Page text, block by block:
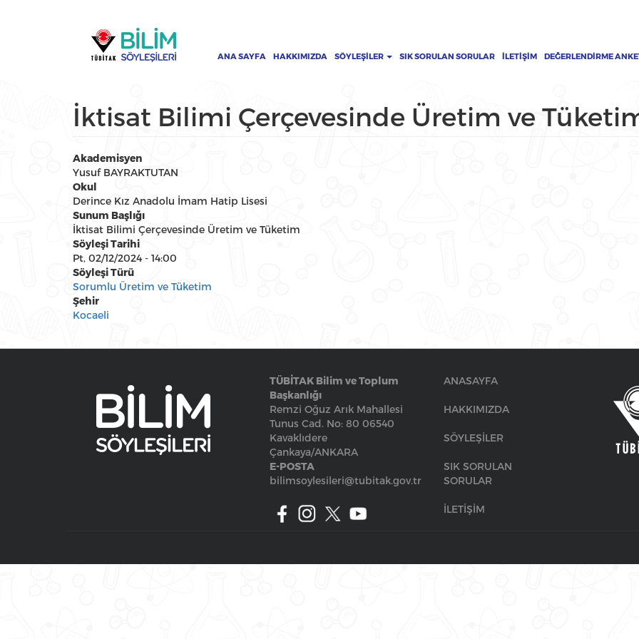
gezinti
menüsü
ANA SAYFA HAKKIMIZDA SÖYLEŞILER SIK SORULAN SORULAR İLETIŞIM DEĞERLENDIRME
İktisat Bilimi Çerçevesinde Üretim ve
Akademisyen
Yusuf BAYRAKTUTAN
Okul
Derince Kız Anadolu İmam Hatip Lisesi
Sunum Başlığı
İktisat Bilimi Çerçevesinde Üretim ve Tüketim
Söyleşi Tarihi
Pt, 02/12/2024 - 14:00
Söyleşi Türü
Sorumlu Üretim ve Tüketim
Şehir
Kocaeli
TÜBİTAK Bilim ve Toplum
Başkanlığı
Remzi Oğuz Arık Mahallesi
Tunus Cad. No: 80 06540
Kavaklıdere
Çankaya/ANKARA
E-POSTA
bilimsoylesileri@tubitak.gov.tr
ANASAYFA
HAKKIMIZDA
SÖYLEŞİLER
SIK SORULAN
SORULAR
İLETİŞİM